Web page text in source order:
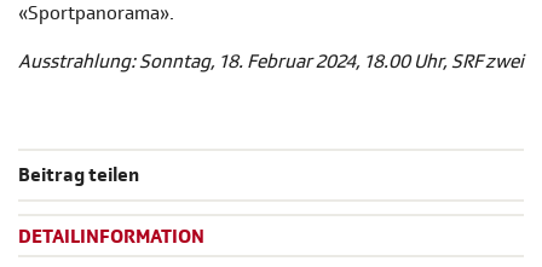
«Sportpanorama».
Ausstrahlung: Sonntag, 18. Februar 2024, 18.00 Uhr, SRF zwei
Beitrag teilen
DETAILINFORMATION